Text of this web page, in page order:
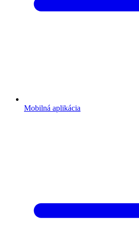
Mobilná aplikácia